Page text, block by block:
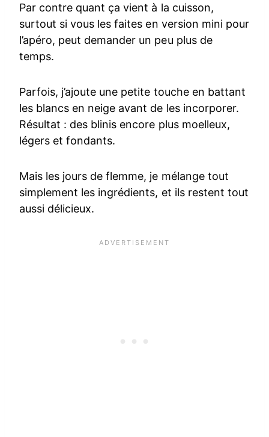
Par contre quant ça vient à la cuisson,
surtout si vous les faites en version mini pour
l’apéro, peut demander un peu plus de
temps.
Parfois, j’ajoute une petite touche en battant
les blancs en neige avant de les incorporer.
Résultat : des blinis encore plus moelleux,
légers et fondants.
Mais les jours de flemme, je mélange tout
simplement les ingrédients, et ils restent tout
aussi délicieux.